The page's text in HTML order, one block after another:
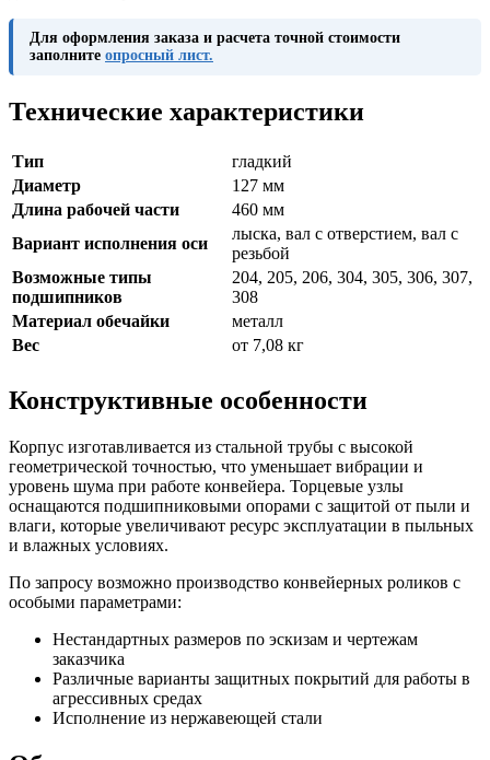
Для оформления заказа и расчета точной стоимости
заполните опросный лист.
Технические характеристики
Тип
гладкий
Диаметр
127 мм
Длина рабочей части
460 мм
Вариант исполнения оси
лыска, вал с отверстием, вал с
резьбой
Возможные типы
подшипников
204, 205, 206, 304, 305, 306, 307,
308
Материал обечайки
металл
Вес
от 7,08 кг
Конструктивные особенности
Корпус изготавливается из стальной трубы с высокой
геометрической точностью, что уменьшает вибрации и
уровень шума при работе конвейера. Торцевые узлы
оснащаются подшипниковыми опорами с защитой от пыли и
влаги, которые увеличивают ресурс эксплуатации в пыльных
и влажных условиях.
По запросу возможно производство конвейерных роликов с
особыми параметрами:
Нестандартных размеров по эскизам и чертежам
заказчика
Различные варианты защитных покрытий для работы в
агрессивных средах
Исполнение из нержавеющей стали